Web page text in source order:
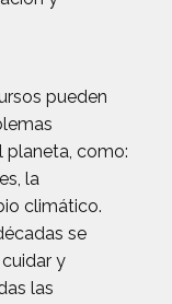
pueden
planeta, como:
la
climático.
se
y
las